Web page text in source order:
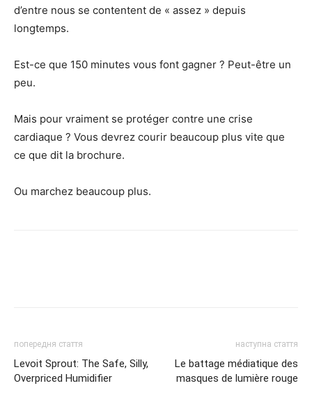
d’entre nous se contentent de « assez » depuis
longtemps.
Est-ce que 150 minutes vous font gagner ? Peut-être un
peu.
Mais pour vraiment se protéger contre une crise
cardiaque ? Vous devrez courir beaucoup plus vite que
ce que dit la brochure.
Ou marchez beaucoup plus.
попередня стаття
Levoit Sprout: The Safe, Silly,
Overpriced Humidifier
наступна стаття
Le battage médiatique des
masques de lumière rouge